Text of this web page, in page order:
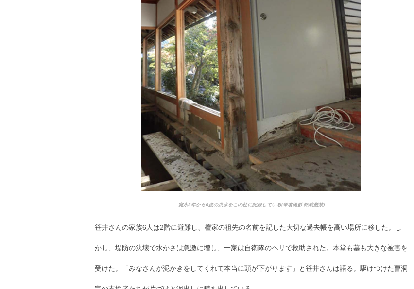
寛永2年から6度の洪水をこの柱に記録している(筆者撮影 転載厳禁)
笹井さんの家族6人は2階に避難し、檀家の祖先の名前を記した大切な過去帳を高い場所に移した。し
かし、堤防の決壊で水かさは急激に増し、一家は自衛隊のヘリで救助された。本堂も墓も大きな被害を
受けた。「みなさんが泥かきをしてくれて本当に頭が下がります」と笹井さんは語る。駆けつけた曹洞